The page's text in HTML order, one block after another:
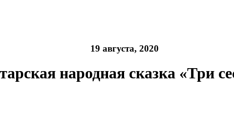
19 августа, 2020
народная сказка «Три